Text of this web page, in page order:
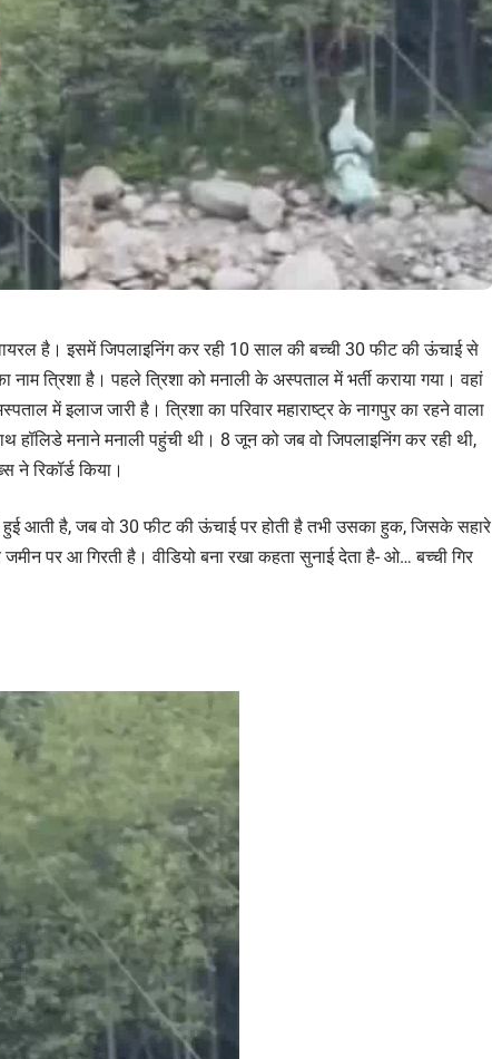
है। इसमें जिपलाइनिंग कर रही 10 साल की बच्ची 30 फीट की ऊंचाई से
नाम त्रिशा है। पहले त्रिशा को मनाली के अस्पताल में भर्ती कराया गया। वहां
में इलाज जारी है। त्रिशा का परिवार महाराष्ट्र के नागपुर का रहने वाला
हॉलिडे मनाने मनाली पहुंची थी। 8 जून को जब वो जिपलाइनिंग कर रही थी,
ने रिकॉर्ड किया।
हुई आती है, जब वो 30 फीट की ऊंचाई पर होती है तभी उसका हुक, जिसके सहारे
पर आ गिरती है। वीडियो बना रखा कहता सुनाई देता है- ओ… बच्ची गिर